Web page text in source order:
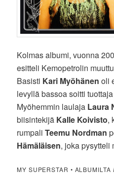
Kolmas albumi, vuonna
esitteli Kemopetrolin
Basisti Kari Myöhänen oli
levyllä bassoa soitti tuottaja
Myöhemmin laulaja Laura
biisintekijä Kalle Koivisto,
rumpaliTeemu Nordman
Hämäläisen, joka pysytteli
MY SUPERSTAR • ALBUMILTA